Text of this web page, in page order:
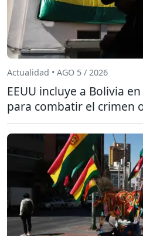
Actualidad • AGO 5 / 2026
EEUU incluye a Bolivia
para combatir el crimen